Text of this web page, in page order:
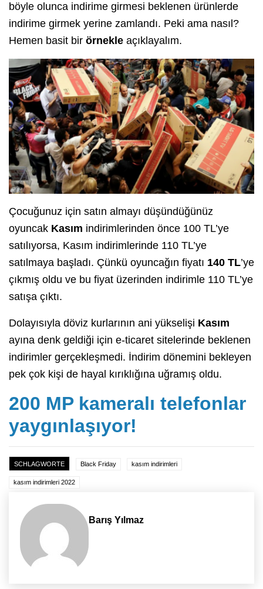
böyle olunca indirime girmesi beklenen ürünlerde
indirime girmek yerine zamlandı. Peki ama nasıl?
Hemen basit bir örnekle açıklayalım.
Çocuğunuz için satın almayı düşündüğünüz
oyuncak Kasım indirimlerinden önce 100 TL’ye
satılıyorsa, Kasım indirimlerinde 110 TL’ye
satılmaya başladı. Çünkü oyuncağın fiyatı 140 TL’ye
çıkmış oldu ve bu fiyat üzerinden indirimle 110 TL’ye
satışa çıktı.
Dolayısıyla döviz kurlarının ani yükselişi Kasım
ayına denk geldiği için e-ticaret sitelerinde beklenen
indirimler gerçekleşmedi. İndirim dönemini bekleyen
pek çok kişi de hayal kırıklığına uğramış oldu.
200 MP kameralı telefonlar
yaygınlaşıyor!
SCHLAGWORTE Black Friday kasım indirimleri
kasım indirimleri 2022
Barış Yılmaz